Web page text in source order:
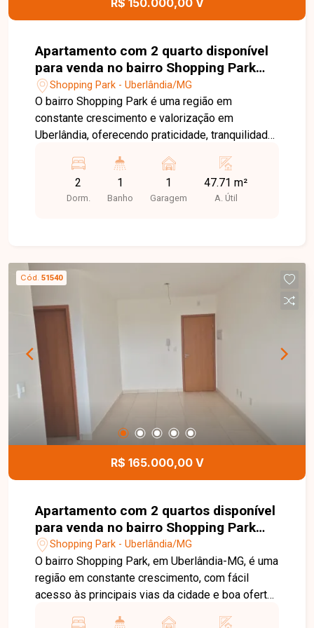
R$ 150.000,00 V
Apartamento com 2 quarto disponível
para venda no bairro Shopping Park
em Uberlândia-MG
Shopping Park - Uberlândia/MG
O bairro Shopping Park é uma região em
constante crescimento e valorização em
Uberlândia, oferecendo praticidade, tranquilidade
infraestrutura completa e proximidade a
comércios, escolas e serviços, o bairro é uma
excelente opção para morar ou investir.
com painel de TV, cozinha estilo americana, 2
quartos, sendo um deles com armário, banheiro
social com box e 1 vaga de garagem coberta. Os
ambientes são funcionais e bem distribuídos,
proporcionando conforto e praticidade para o dia
a dia. O condomínio oferece portaria 24 horas,
monitoramento por câmeras, água e gás
encanado, além de uma completa estrutura de
lazer com academia, piscinas adulto e infantil,
playground, espaço fitness, salão de jogos,
quadra poliesportiva e espaço gourmet. Entre em
contato para mais informações e agende sua
visita para conhecer este excelente imóvel.
2
Dorm.
1
Banho
1
Garagem
47.71 m²
A. Útil
Cód. 51540
R$ 165.000,00 V
Apartamento com 2 quartos disponível
para venda no bairro Shopping Park
em Uberlândia-MG
Shopping Park - Uberlândia/MG
O bairro Shopping Park, em Uberlândia-MG, é uma
região em constante crescimento, com fácil
acesso às principais vias da cidade e boa oferta